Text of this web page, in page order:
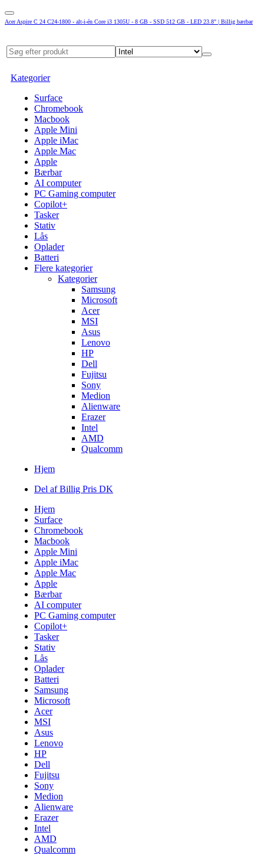
Acer Aspire C 24 C24-1800 - alt-i-én Core i3 1305U - 8 GB - SSD 512 GB - LED 23.8" | Billig bærbar
Kategorier
Surface
Chromebook
Macbook
Apple Mini
Apple iMac
Apple Mac
Apple
Bærbar
AI computer
PC Gaming computer
Copilot+
Tasker
Stativ
Lås
Oplader
Batteri
Flere kategorier
Kategorier
Samsung
Microsoft
Acer
MSI
Asus
Lenovo
HP
Dell
Fujitsu
Sony
Medion
Alienware
Erazer
Intel
AMD
Qualcomm
Hjem
Del af Billig Pris DK
Hjem
Surface
Chromebook
Macbook
Apple Mini
Apple iMac
Apple Mac
Apple
Bærbar
AI computer
PC Gaming computer
Copilot+
Tasker
Stativ
Lås
Oplader
Batteri
Samsung
Microsoft
Acer
MSI
Asus
Lenovo
HP
Dell
Fujitsu
Sony
Medion
Alienware
Erazer
Intel
AMD
Qualcomm